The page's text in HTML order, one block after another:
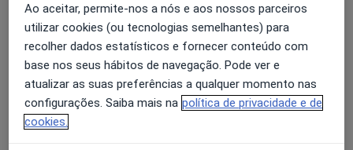
Histerectomia Total
Detalhes
Herniorrafia Umbilical Videolaparoscópica
Detalhes
+ 68 serviços
Ao aceitar, permite-nos a nós e aos nossos parceiros
utilizar cookies (ou tecnologias semelhantes) para
recolher dados estatísticos e fornecer conteúdo com
base nos seus hábitos de navegação. Pode ver e
atualizar as suas preferências a qualquer momento nas
configurações. Saiba mais na política de privacidade e de
cookies.